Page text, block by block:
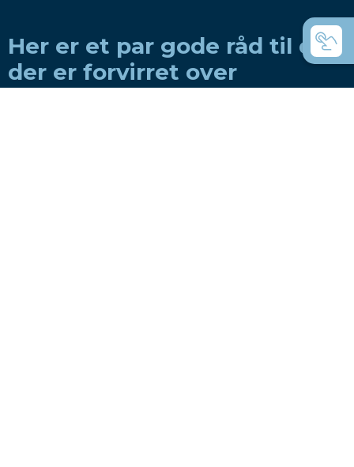
Her er et par gode råd til dig,
der er forvirret over